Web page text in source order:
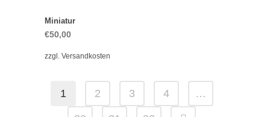
Miniatur
€50,00
zzgl. Versandkosten
1 2 3 4 …